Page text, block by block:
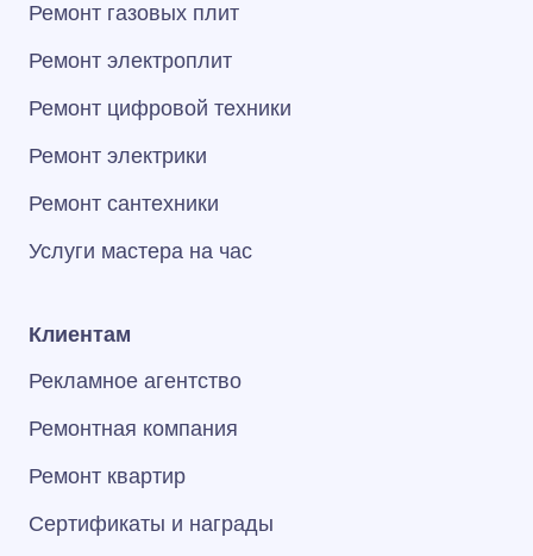
Ремонт газовых плит
Ремонт электроплит
Ремонт цифровой техники
Ремонт электрики
Ремонт сантехники
Услуги мастера на час
Клиентам
Рекламное агентство
Ремонтная компания
Ремонт квартир
Сертификаты и награды